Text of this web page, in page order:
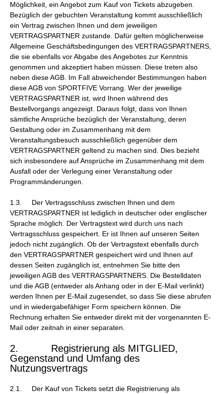
Möglichkeit, ein Angebot zum Kauf von Tickets abzugeben.
Bezüglich der gebuchten Veranstaltung kommt ausschließlich
ein Vertrag zwischen Ihnen und dem jeweiligen
VERTRAGSPARTNER zustande. Dafür gelten möglicherweise
Allgemeine Geschäftsbedingungen des VERTRAGSPARTNERS,
die sie ebenfalls vor Abgabe des Angebotes zur Kenntnis
genommen und akzeptiert haben müssen. Diese treten also
neben diese AGB. Im Fall abweichender Bestimmungen haben
diese AGB von SPORTFIVE Vorrang. Wer der jeweilige
VERTRAGSPARTNER ist, wird Ihnen während des
Bestellvorgangs angezeigt. Daraus folgt, dass von Ihnen
sämtliche Ansprüche bezüglich der Veranstaltung, deren
Gestaltung oder im Zusammenhang mit dem
Veranstaltungsbesuch ausschließlich gegenüber dem
VERTRAGSPARTNER geltend zu machen sind. Dies bezieht
sich insbesondere auf Ansprüche im Zusammenhang mit dem
Ausfall oder der Verlegung einer Veranstaltung oder
Programmänderungen.
1.3. Der Vertragsschluss zwischen Ihnen und dem
VERTRAGSPARTNER ist lediglich in deutscher oder englischer
Sprache möglich. Der Vertragstext wird durch uns nach
Vertragsschluss gespeichert. Er ist Ihnen auf unseren Seiten
jedoch nicht zugänglich. Ob der Vertragstext ebenfalls durch
den VERTRAGSPARTNER gespeichert wird und Ihnen auf
dessen Seiten zugänglich ist, entnehmen Sie bitte den
jeweiligen AGB des VERTRAGSPARTNERS. Die Bestelldaten
und die AGB (entweder als Anhang oder in der E-Mail verlinkt)
werden Ihnen per E-Mail zugesendet, so dass Sie diese abrufen
und in wiedergabefähiger Form speichern können. Die
Rechnung erhalten Sie entweder direkt mit der vorgenannten E-
Mail oder zeitnah in einer separaten.
2. Registrierung als MITGLIED,
Gegenstand und Umfang des
Nutzungsvertrags
2.1. Der Kauf von Tickets setzt die Registrierung als